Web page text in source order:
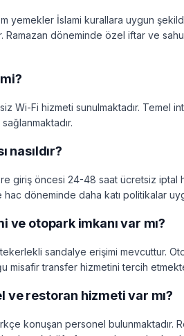
yemekler İslami kurallara uygun
Ramazan döneminde özel iftar ve
Wi-Fi hizmeti sunulmaktadır. Temel
nasıldır?
giriş öncesi 24-48 saat ücretsiz iptal
hac döneminde daha katı politikalar
ve otopark imkanı var mı?
tekerlekli sandalye erişimi mevcuttur.
misafir transfer hizmetini tercih
ve restoran hizmeti var mı?
konuşan personel bulunmaktadır.